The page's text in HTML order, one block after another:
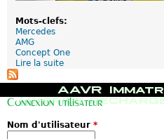
Mots-clefs:
Mercedes
AMG
Concept One
Lire la suite
M
e
r
e
M
e
p
AAVR
Hybride
Connexion utilisateur
Nom d'utilisateur *